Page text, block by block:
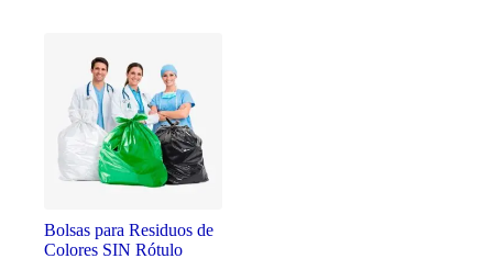
Bolsas para Residuos de
Colores SIN Rótulo